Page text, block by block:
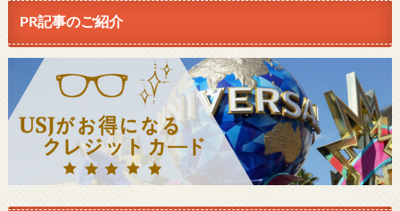
PR記事のご紹介